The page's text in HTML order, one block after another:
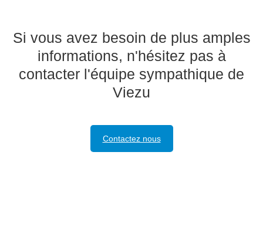
Si vous avez besoin de plus amples
informations, n'hésitez pas à
contacter l'équipe sympathique de
Viezu
Contactez nous